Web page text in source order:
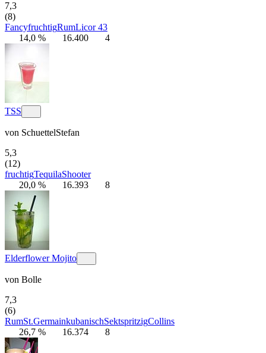
7,3
(8)
FancyfruchtigRumLicor 43
14,0 %
16.400 4
TSS
von SchuettelStefan
5,3
(12)
fruchtigTequilaShooter
20,0 %
16.393 8
Elderflower Mojito
von Bolle
7,3
(6)
RumSt.GermainkubanischSektspritzigCollins
26,7 %
16.374 8